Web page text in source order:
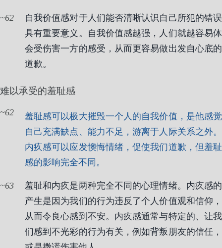
62
自我价值感对于人们能否清晰认识自己所犯的错误
具有重要意义。自我价值感越强，人们就越容易体
会受伤害一方的感受，从而更容易做出发自心底的
道歉。
难以承受的羞耻感
62
羞耻感可以极大摧毁一个人的自我价值，是他感觉
自己充满缺点、能力不足，游离于人际关系之外。
内疚感可以应发懊悔情绪，促使我们道歉，但羞耻
感的影响完全不同。
63
羞耻和内疚是两种完全不同的心理情绪。内疚感的
产生是因为我们的行为违反了个人价值观和信仰，
从而令良心感到不安。内疚感通常与特定的、让我
们感到不光彩的行为有关，例如背叛朋友的信任，